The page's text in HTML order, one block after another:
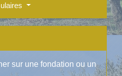
sur une fondation ou un